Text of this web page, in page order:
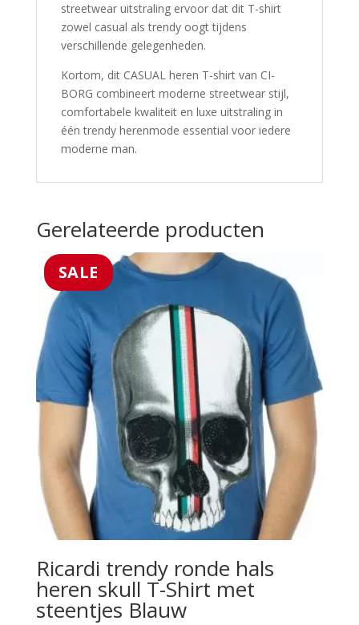
streetwear uitstraling ervoor dat dit T-shirt
zowel casual als trendy oogt tijdens
verschillende gelegenheden.
Kortom, dit CASUAL heren T-shirt van CI-
BORG combineert moderne streetwear stijl,
comfortabele kwaliteit en luxe uitstraling in
één trendy herenmode essential voor iedere
moderne man.
Gerelateerde producten
SALE
Ricardi trendy ronde hals
heren skull T-Shirt met
steentjes Blauw